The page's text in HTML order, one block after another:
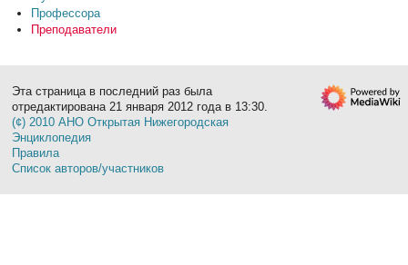
Профессора
Преподаватели
Эта страница в последний раз была
отредактирована 21 января 2012 года в 13:30.
(¢) 2010 АНО Открытая Нижегородская
Энциклопедия
Правила
Список авторов/участников